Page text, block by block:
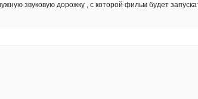
звуковую дорожку , с которой фильм будет